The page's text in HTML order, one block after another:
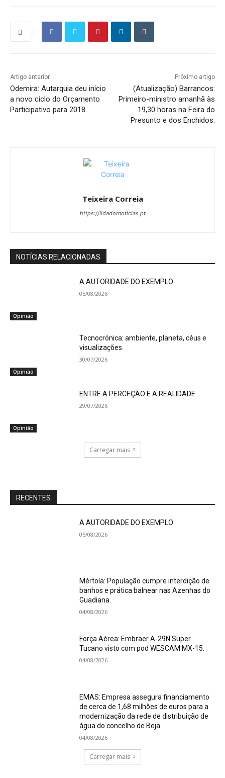
Artigo anterior
Odemira: Autarquia deu início
a novo ciclo do Orçamento
Participativo para 2018.
Próximo artigo
(Atualização) Barrancos:
Primeiro-ministro amanhã às
19,30 horas na Feira do
Presunto e dos Enchidos.
Teixeira Correia
https://lidadornoticias.pt
NOTÍCIAS RELACIONADAS
Opinião
A AUTORIDADE DO EXEMPLO
05/08/2026
Opinião
Tecnocrónica: ambiente, planeta, céus e
visualizações.
30/07/2026
Opinião
ENTRE A PERCEÇÃO E A REALIDADE
29/07/2026
Carregar mais
RECENTES
A AUTORIDADE DO EXEMPLO
05/08/2026
Mértola: População cumpre interdição de
banhos e prática balnear nas Azenhas do
Guadiana.
04/08/2026
Força Aérea: Embraer A-29N Super
Tucano visto com pod WESCAM MX-15.
04/08/2026
EMAS: Empresa assegura financiamento
de cerca de 1,68 milhões de euros para a
modernização da rede de distribuição de
água do concelho de Beja.
04/08/2026
Carregar mais